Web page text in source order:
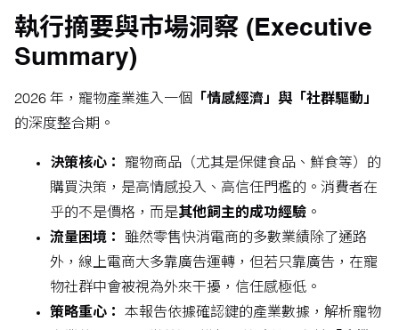
執行摘要與市場洞察 (Executive
Summary)
2026 年，寵物產業進入一個 「情感經濟」與「社群驅動」
的深度整合期。
決策核心：
寵物商品（尤其是保健食品、鮮食等）的
購買決策，是高情感投入、高信任門檻的。消費者在
乎的不是價格，而是其他飼主的成功經驗 。
流量困境：
雖然零售快消電商的多數業績除了通路
外，線上電商大多靠廣告運轉，但若只靠廣告，在寵
物社群中會被視為外來干擾，信任感極低。
策略重心：
本報告依據確認鍵的產業數據，解析寵物